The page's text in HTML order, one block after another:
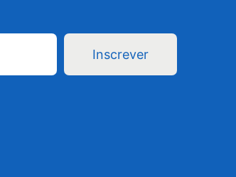
Inscrever